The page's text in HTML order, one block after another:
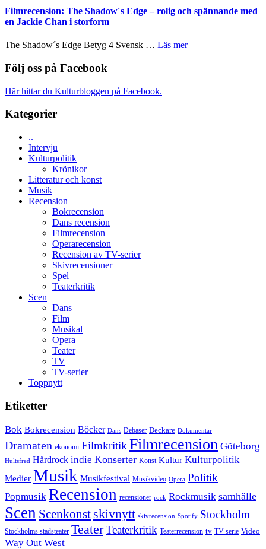
Pöntinen
bjuder
in
Filmrecension: The Shadow´s Edge – rolig och spännande med
en Jackie Chan i storform
The Shadow´s Edge Betyg 4 Svensk … Läs merom
Följ oss på Facebook
Här hittar du Kulturbloggen på Facebook.
Kategorier
..
Intervju
Kulturpolitik
Krönikor
Litteratur och konst
Musik
Recension
Bokrecension
Dans recension
Filmrecension
Operarecension
Recension av TV-serier
Skivrecensioner
Spel
Teaterkritik
Scen
Dans
Film
Musikal
Opera
Teater
TV
TV-serier
Toppnytt
Etiketter
Bok Bokrecension Böcker Dans Debaser Deckare Dokumentär
Dramaten ekonomi Filmkritik Filmrecension Göteborg
Hultsfred Hårdrock indie Konserter Konst Kultur Kulturpolitik
Medier Musik Musikfestival Musikvideo Opera Politik
Popmusik Recension recensioner rock Rockmusik samhälle
Scen Scenkonst skivnytt skivrecension Spotify Stockholm
Stockholms stadsteater TeaterTeaterkritik Teaterrecension tv TV-serie Video
Way Out West